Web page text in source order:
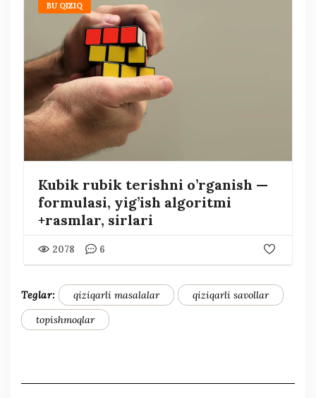
BU QIZIQ
Kubik rubik terishni o’rganish —
formulasi, yig’ish algoritmi
+rasmlar, sirlari
2078 6
Teglar: qiziqarli masalalar
qiziqarli savollar
topishmoqlar